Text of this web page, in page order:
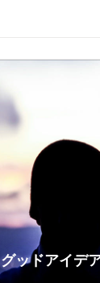
グッドアイデ